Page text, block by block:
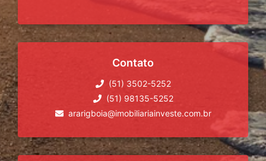
Contato
(51) 3502-5252
(51) 98135-5252
ararigboia@imobiliariainveste.com.br